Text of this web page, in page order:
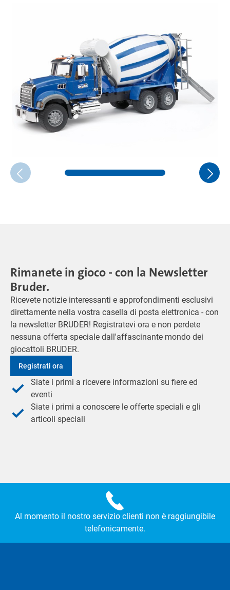
Rimanete in gioco - con la Newsletter
Bruder.
Ricevete notizie interessanti e approfondimenti esclusivi
direttamente nella vostra casella di posta elettronica - con
la newsletter BRUDER! Registratevi ora e non perdete
nessuna offerta speciale dall'affascinante mondo dei
giocattoli BRUDER.
Registrati ora
Siate i primi a ricevere informazioni su fiere ed
eventi
Siate i primi a conoscere le offerte speciali e gli
articoli speciali
Al momento il nostro servizio clienti non è raggiungibile
telefonicamente.